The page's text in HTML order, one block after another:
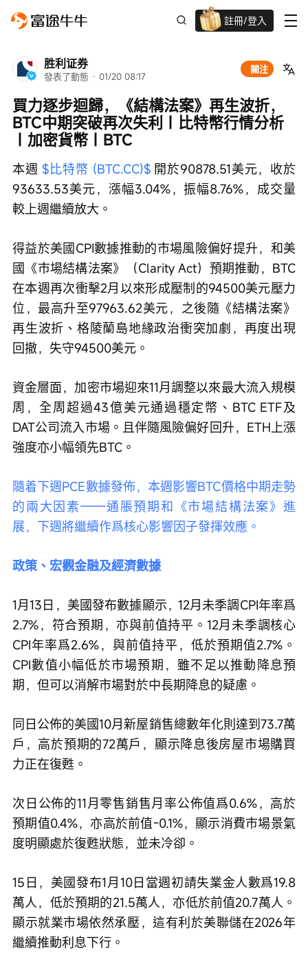
註冊/登入
迎新驚喜賞 股票/BTC等任你揀!
胜利证券
發表了動態 · 01/20 08:17
關注
買力逐步迴歸，《結構法案》再生波折，
BTC中期突破再次失利｜比特幣行情分析
｜加密貨幣｜BTC
本週 $比特幣 (BTC.CC)$ 開於90878.51美元，收於
93633.53美元，漲幅3.04%，振幅8.76%，成交量
較上週繼續放大。
得益於美國CPI數據推動的市場風險偏好提升，和美
國《市場結構法案》（Clarity Act）預期推動，BTC
在本週再次衝擊2月以來形成壓制的94500美元壓力
位，最高升至97963.62美元，之後隨《結構法案》
再生波折、格陵蘭島地緣政治衝突加劇，再度出現
回撤，失守94500美元。
資金層面，加密市場迎來11月調整以來最大流入規模
周，全周超過43億美元通過穩定幣、BTC ETF及
DAT公司流入市場。且伴隨風險偏好回升，ETH上漲
強度亦小幅領先BTC。
隨着下週PCE數據發佈，本週影響BTC價格中期走勢
的兩大因素——通脹預期和《市場結構法案》進
展，下週將繼續作爲核心影響因子發揮效應。
政策、宏觀金融及經濟數據
1月13日，美國發布數據顯示，12月未季調CPI年率爲
2.7%，符合預期，亦與前值持平。12月未季調核心
CPI年率爲2.6%，與前值持平，低於預期值2.7%。
CPI數值小幅低於市場預期，雖不足以推動降息預
期，但可以消解市場對於中長期降息的疑慮。
同日公佈的美國10月新屋銷售總數年化則達到73.7萬
戶，高於預期的72萬戶，顯示降息後房屋市場購買
力正在復甦。
次日公佈的11月零售銷售月率公佈值爲0.6%，高於
預期值0.4%，亦高於前值-0.1%，顯示消費市場景氣
度明顯處於復甦狀態，並未冷卻。
15日，美國發布1月10日當週初請失業金人數爲19.8
萬人，低於預期的21.5萬人，亦低於前值20.7萬人。
顯示就業市場依然承壓，這有利於美聯儲在2026年
繼續推動利息下行。